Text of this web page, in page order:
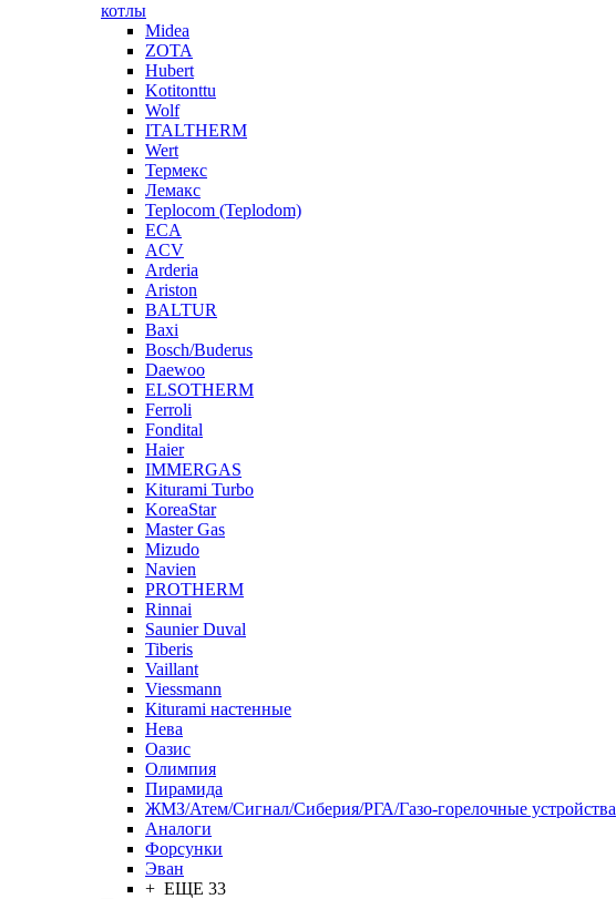
котлы
Midea
ZOTA
Hubert
Kotitonttu
Wolf
ITALTHERM
Wert
Термекс
Лемакс
Teplocom (Teplodom)
ECA
ACV
Arderia
Ariston
BALTUR
Baxi
Bosch/Buderus
Daewoo
ELSOTHERM
Ferroli
Fondital
Haier
IMMERGAS
Kiturami Turbo
KoreaStar
Master Gas
Mizudo
Navien
PROTHERM
Rinnai
Saunier Duval
Tiberis
Vaillant
Viessmann
Кiturami настенные
Нева
Оазис
Олимпия
Пирамида
ЖМЗ/Атем/Сигнал/Сиберия/РГА/Газо-горелочные устройства
Aналоги
Форсунки
Эван
+ ЕЩЕ 33